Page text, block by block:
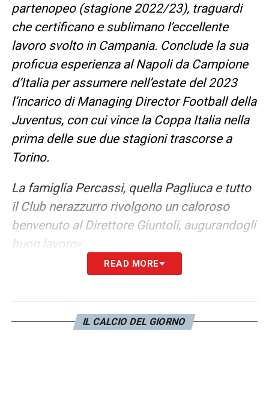
partenopeo (stagione 2022/23), traguardi
che certificano e sublimano l’eccellente
lavoro svolto in Campania. Conclude la sua
proficua esperienza al Napoli da Campione
d’Italia per assumere nell’estate del 2023
l’incarico di Managing Director Football della
Juventus, con cui vince la Coppa Italia nella
prima delle sue due stagioni trascorse a
Torino.
La famiglia Percassi, quella Pagliuca e tutto
il Club nerazzurro rivolgono un caloroso
benvenuto al Direttore Giuntoli, augurandogli
buon lavoro».
READ MORE
IL CALCIO DEL GIORNO